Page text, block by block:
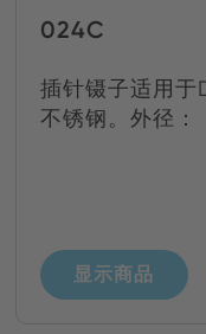
024C
插针镊子适用于
不锈钢。外径：
显示商品